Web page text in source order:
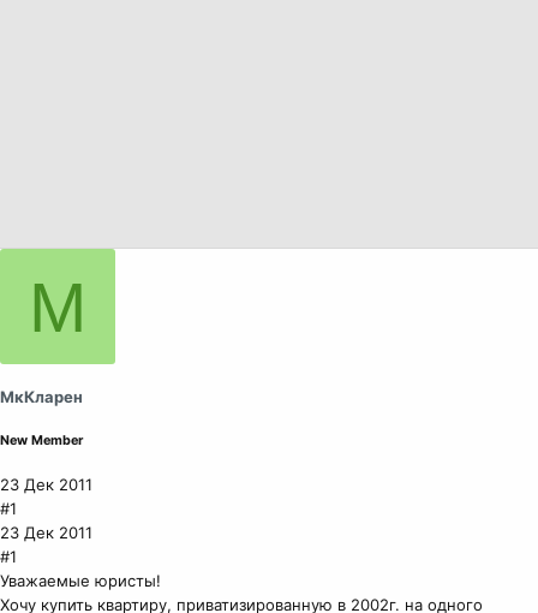
М
МкКларен
New Member
23 Дек 2011
#1
23 Дек 2011
#1
Уважаемые юристы!
Хочу купить квартиру, приватизированную в 2002г. на одного